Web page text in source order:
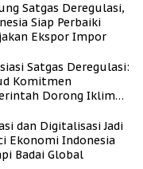
Satgas Deregulasi,
Siap Perbaiki
Ekspor Impor
Satgas Deregulasi:
Komitmen
Dorong Iklim
dan Digitalisasi Jadi
Ekonomi Indonesia
Badai Global